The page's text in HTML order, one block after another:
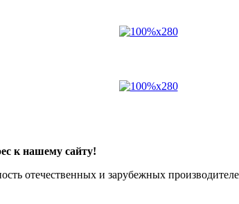
к нашему сайту!
отечественных и зарубежных